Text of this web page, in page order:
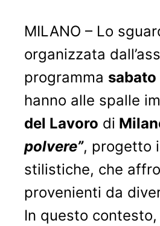
MILANO – Lo
organizzata
programma
hanno alle spalle
del Lavoro di
polvere”, progetto
stilistiche, che
provenienti da
In questo